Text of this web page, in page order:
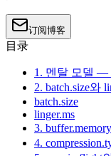
订阅博客
目录
1. 멘탈 모델 —
2. batch.size와
batch.size
linger.ms
3.
4.